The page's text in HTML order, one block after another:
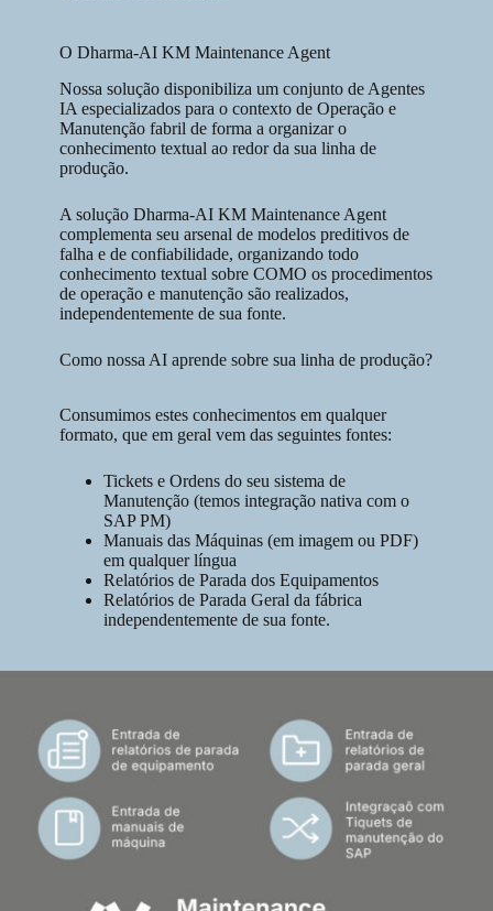
O Dharma-AI KM Maintenance Agent
Nossa solução disponibiliza um conjunto de Agentes
IA especializados para o contexto de Operação e
Manutenção fabril de forma a organizar o
conhecimento textual ao redor da sua linha de
produção.
A solução Dharma-AI KM Maintenance Agent
complementa seu arsenal de modelos preditivos de
falha e de confiabilidade, organizando todo
conhecimento textual sobre COMO os procedimentos
de operação e manutenção são realizados,
independentemente de sua fonte.
Como nossa AI aprende sobre sua linha de produção?
Consumimos estes conhecimentos em qualquer
formato, que em geral vem das seguintes fontes:
Tickets e Ordens do seu sistema de
Manutenção (temos integração nativa com o
SAP PM)
Manuais das Máquinas (em imagem ou PDF)
em qualquer língua
Relatórios de Parada dos Equipamentos
Relatórios de Parada Geral da fábrica
independentemente de sua fonte.